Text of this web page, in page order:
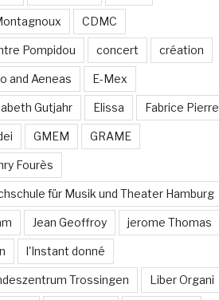
CDMC
Pompidou concert création
and Aeneas E-Mex
Gutjahr Elissa Fabrice Pierre
GMEM GRAME
Fourès
für Musik und Theater Hamburg
Jean Geoffroy jerome Thomas
l'Instant donné
Trossingen Liber Organi